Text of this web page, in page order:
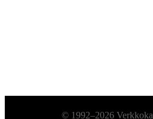
Alatunniste© 1992–2026